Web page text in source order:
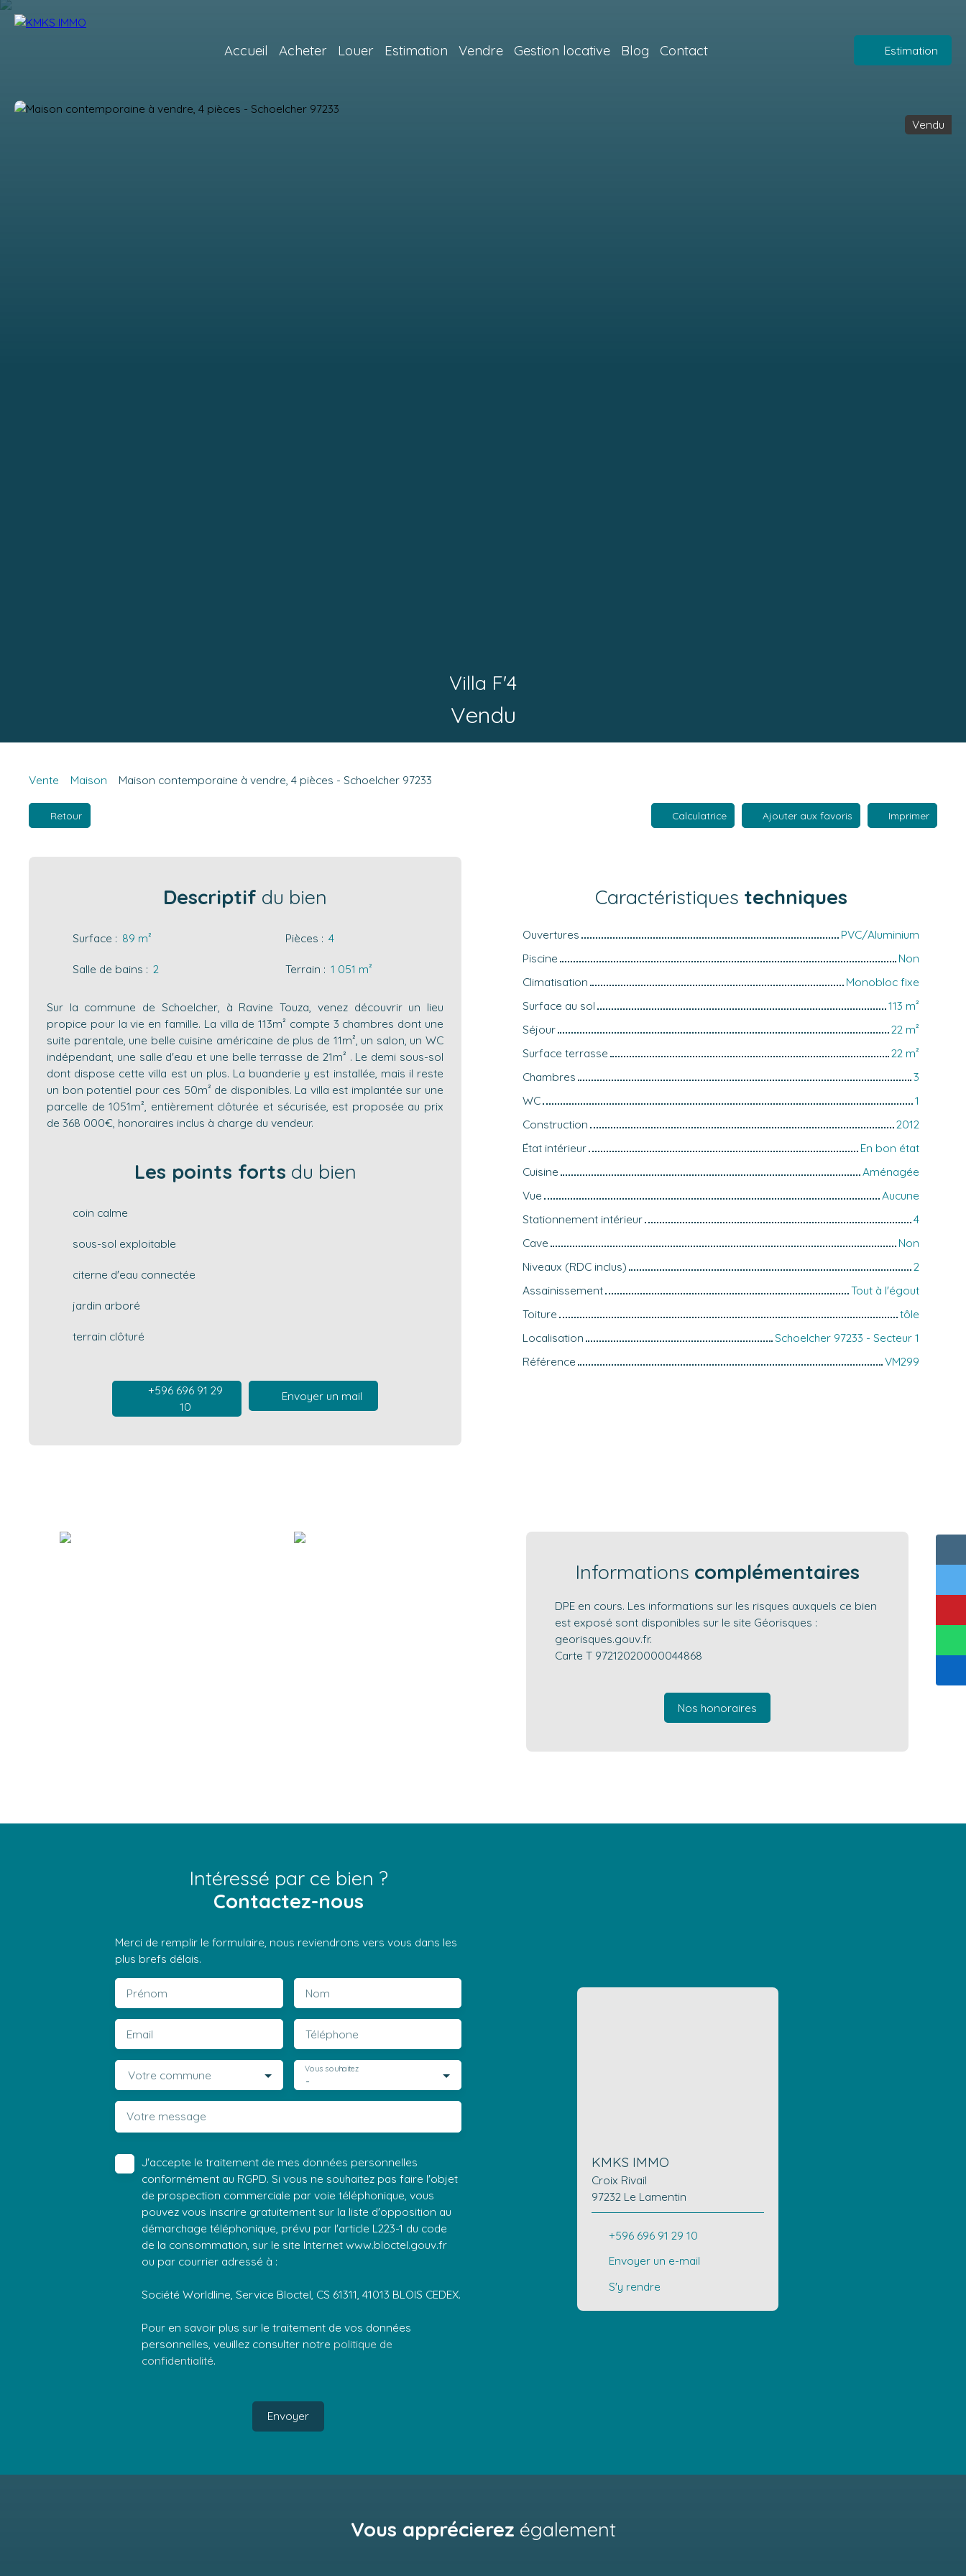
Accueil Acheter Louer Estimation Vendre Gestion locative Blog Contact Estimation
Vendu
Villa F'4
Vendu
Vente Maison Maison contemporaine à vendre, 4 pièces - Schoelcher 97233
Retour Calculatrice Ajouter aux favoris Imprimer
Descriptif du bien
Surface : 89 m² Pièces : 4
Salle de bains : 2 Terrain : 1 051 m²
Sur la commune de Schoelcher, à Ravine Touza, venez découvrir un lieu
propice pour la vie en famille. La villa de 113m² compte 3 chambres dont une
suite parentale, une belle cuisine américaine de plus de 11m², un salon, un WC
indépendant, une salle d'eau et une belle terrasse de 21m² . Le demi sous-sol
dont dispose cette villa est un plus. La buanderie y est installée, mais il reste
un bon potentiel pour ces 50m² de disponibles. La villa est implantée sur une
parcelle de 1051m², entièrement clôturée et sécurisée, est proposée au prix
de 368 000€, honoraires inclus à charge du vendeur.
Les points forts du bien
coin calme
sous-sol exploitable
citerne d'eau connectée
jardin arboré
terrain clôturé
+596 696 91 29
10
Envoyer un mail
Caractéristiques techniques
Ouvertures
PVC/Aluminium
Piscine
Non
Climatisation
Monobloc fixe
Surface au sol
113 m²
Séjour
22 m²
Surface terrasse
22 m²
Chambres
3
WC
1
Construction
2012
État intérieur
En bon état
Cuisine
Aménagée
Vue
Aucune
Stationnement intérieur
4
Cave
Non
Niveaux (RDC inclus)
2
Assainissement
Tout à l'égout
Toiture
tôle
Localisation
Schoelcher 97233 - Secteur 1
Référence
VM299
Informations complémentaires
DPE en cours. Les informations sur les risques auxquels ce bien
est exposé sont disponibles sur le site Géorisques :
georisques.gouv.fr.
Carte T 97212020000044868
Nos honoraires
Intéressé par ce bien ?
Contactez-nous
Merci de remplir le formulaire, nous reviendrons vers vous dans les
plus brefs délais.
Prénom Nom
Email Téléphone
Votre commune -
Vous souhaitez
Votre message
J'accepte le traitement de mes données personnelles
conformément au RGPD. Si vous ne souhaitez pas faire l'objet
de prospection commerciale par voie téléphonique, vous
pouvez vous inscrire gratuitement sur la liste d'opposition au
démarchage téléphonique, prévu par l'article L223-1 du code
de la consommation, sur le site Internet www.bloctel.gouv.fr
ou par courrier adressé à :
Société Worldline, Service Bloctel, CS 61311, 41013 BLOIS CEDEX.
Pour en savoir plus sur le traitement de vos données
personnelles, veuillez consulter notre politique de
confidentialité.
Envoyer
KMKS IMMO
Croix Rivail
97232 Le Lamentin
+596 696 91 29 10
Envoyer un e-mail
S'y rendre
Vous apprécierez également